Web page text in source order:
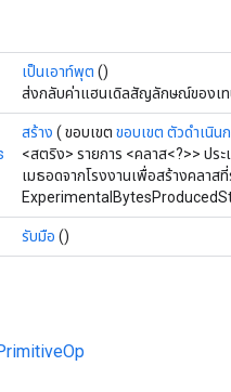
เป็นเอาท์พุต ()
ส่งกลับค่าแฮนเดิลสัญลักษณ์ของเท
สร้าง ( ขอบเขต ขอบเขต ตัวดำเนิน
<สตริง> รายการ <คลาส<?>> ปร
เมธอดจากโรงงานเพื่อสร้างคลาส
รับมือ ()